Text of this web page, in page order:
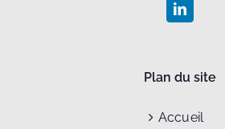
Plan du site
Accueil